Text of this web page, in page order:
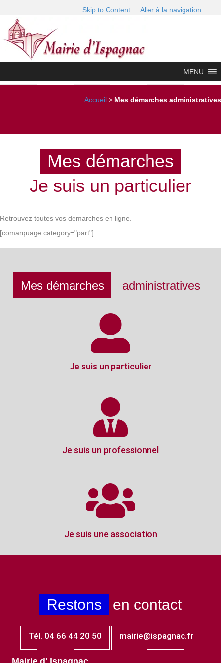
Skip to Content Aller à la navigation
MENU
Accueil > Mes démarches administratives
Mes démarches
Je suis un particulier
Retrouvez toutes vos démarches en ligne.
[comarquage category="part"]
Mes démarches administratives
Je suis un particulier
Je suis un professionnel
Je suis une association
Restons en contact
Tél. 04 66 44 20 50 mairie@ispagnac.fr
Mairie d' Ispagnac